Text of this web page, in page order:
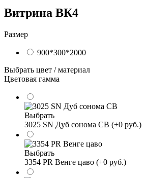
Витрина ВК4
Размер
900*300*2000
Выбрать цвет / материал
Цветовая гамма
Выбрать
3025 SN Дуб сонома СВ (+0 руб.)
Выбрать
3354 PR Венге цаво (+0 руб.)